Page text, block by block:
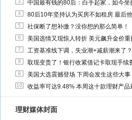
3 中国最有钱的80后：白手起家，如今坐
4 80后10年坚持认为买房不如租房 最后
5 社保断了想补缴？没你想的那么简单！
6 美国选情又现惊人转折 美元飙升金价重
7 工资基准线下调，失业潮+减薪潮来了？
8 取现变贵了！银行收紧借记卡取现手续
9 美国大选震撼登场 下周会发生这些大事
10 收益率可达9.48% 本周这十款理财产品
理财媒体封面